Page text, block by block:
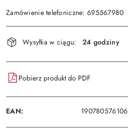
Zamówienie telefoniczne: 695567980
Dostępność
i
dostawa
Wysyłka w ciągu: 24 godziny
Pobierz produkt do PDF
EAN: 190780576106